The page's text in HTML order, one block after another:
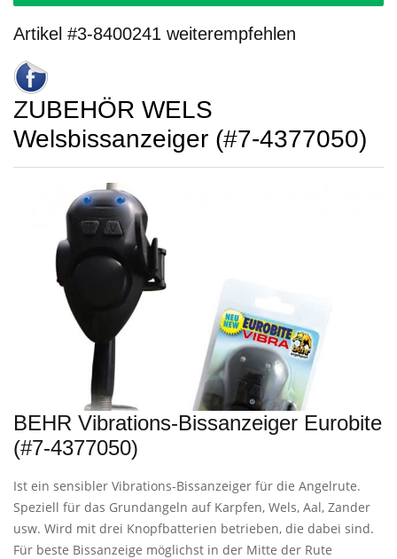
Artikel #3-8400241 weiterempfehlen
ZUBEHÖR WELS
Welsbissanzeiger (#7-4377050)
BEHR Vibrations-Bissanzeiger Eurobite
(#7-4377050)
Ist ein sensibler Vibrations-Bissanzeiger für die Angelrute.
Speziell für das Grundangeln auf Karpfen, Wels, Aal, Zander
usw. Wird mit drei Knopfbatterien betrieben, die dabei sind.
Für beste Bissanzeige möglichst in der Mitte der Rute